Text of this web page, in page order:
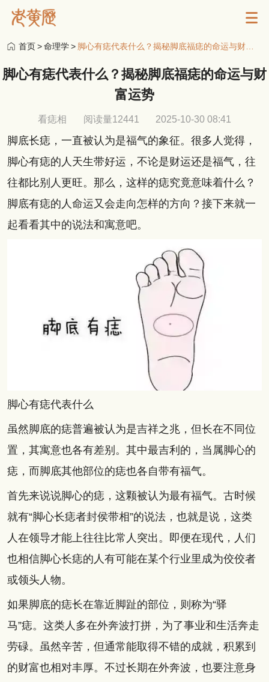
首页>命理学> 脚心有痣代表什么？揭秘脚底福痣的命运与财富运势
脚心有痣代表什么？揭秘脚底福痣的命运与财
富运势
看痣相 阅读量12441 2025-10-30 08:41
脚底长痣，一直被认为是福气的象征。很多人觉得，
脚心有痣的人天生带好运，不论是财运还是福气，往
往都比别人更旺。那么，这样的痣究竟意味着什么？
脚底有痣的人命运又会走向怎样的方向？接下来就一
起看看其中的说法和寓意吧。
脚心有痣代表什么
虽然脚底的痣普遍被认为是吉祥之兆，但长在不同位
置，其寓意也各有差别。其中最吉利的，当属脚心的
痣，而脚底其他部位的痣也各自带有福气。
首先来说说脚心的痣，这颗被认为最有福气。古时候
就有“脚心长痣者封侯带相”的说法，也就是说，这类
人在领导才能上往往比常人突出。即便在现代，人们
也相信脚心长痣的人有可能在某个行业里成为佼佼者
或领头人物。
如果脚底的痣长在靠近脚趾的部位，则称为“驿
马”痣。这类人多在外奔波打拼，为了事业和生活奔走
劳碌。虽然辛苦，但通常能取得不错的成就，积累到
的财富也相对丰厚。不过长期在外奔波，也要注意身